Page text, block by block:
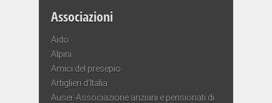
Associazioni
Aido
Alpini
Amici del presepio
Artiglieri d’Italia
Auser-Associazione anziani e pensionati di